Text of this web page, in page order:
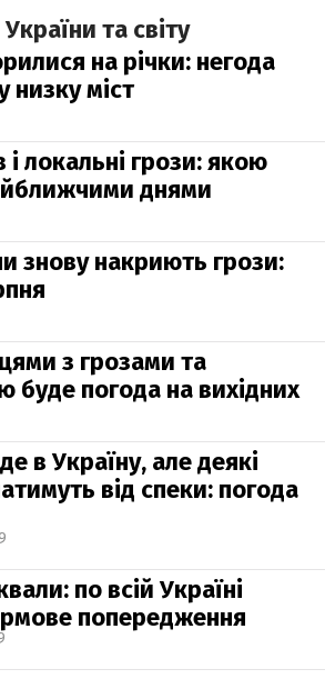
та світу
на річки: негода
низку міст
і локальні грози: якою
днями
знову накриють грози:
з грозами та
буде погода на вихідних
в Україну, але деякі
від спеки: погода
по всій Україні
попередження